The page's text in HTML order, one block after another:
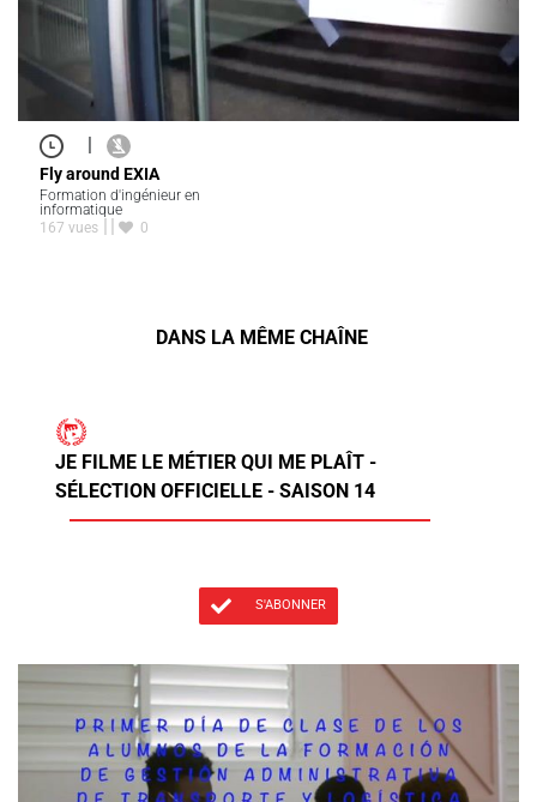
|
Fly around EXIA
Formation d'ingénieur en
informatique
167 vues
0
DANS LA MÊME CHAÎNE
JE FILME LE MÉTIER QUI ME PLAÎT -
SÉLECTION OFFICIELLE - SAISON 14
S'ABONNER